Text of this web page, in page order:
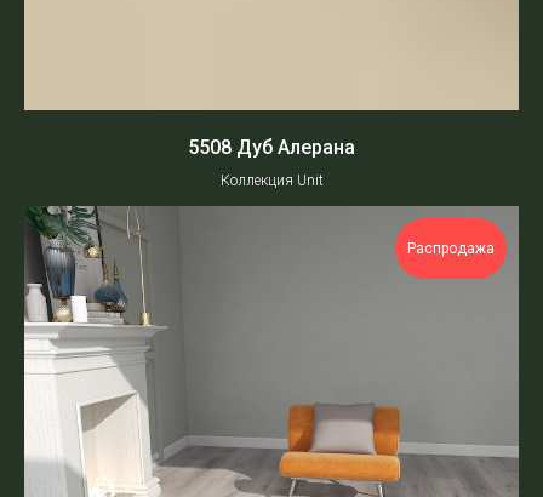
5508 Дуб Алерана
Коллекция Unit
Распродажа